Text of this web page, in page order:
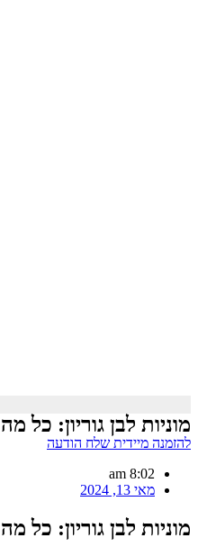
מוניות לבן גוריון: כל
להזמנה מיידית שלח הודעה
8:02 am
מאי 13, 2024
מוניות לבן גוריון: כל